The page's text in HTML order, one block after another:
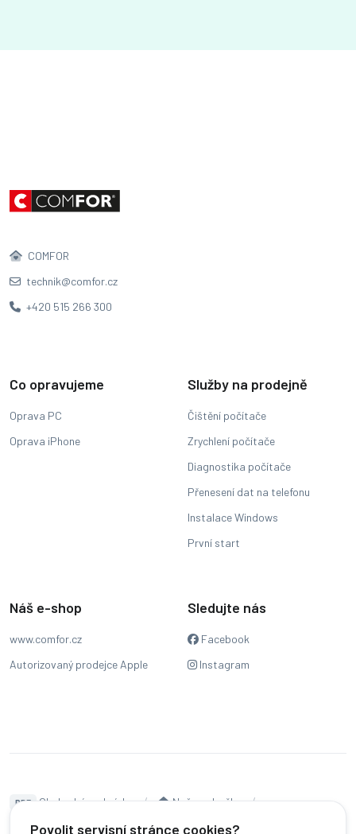
Povolit servisní stránce cookies?
COMFOR
technik@comfor.cz
+420 515 266 300
Co opravujeme
Oprava PC
Oprava iPhone
Služby na prodejně
Čištění počítače
Zrychlení počítače
Diagnostika počítače
Přenesení dat na telefonu
Instalace Windows
První start
Náš e-shop
www.comfor.cz
Autorizovaný prodejce Apple
Sledujte nás
Facebook
Instagram
PDF Obchodní podmínky
Naše pobočky